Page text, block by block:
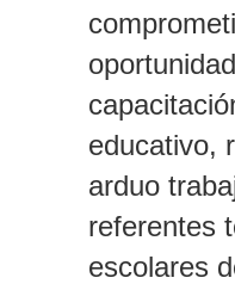
educativo,
arduo
referentes
escolares